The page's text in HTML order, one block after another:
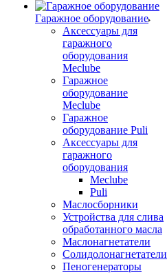
Гаражное оборудование
Аксессуары для
гаражного
оборудования
Meclube
Гаражное
оборудование
Meclube
Гаражное
оборудование Puli
Аксессуары для
гаражного
оборудования
Meclube
Puli
Маслосборники
Устройства для слива
обработанного масла
Маслонагнетатели
Солидолонагнетатели
Пеногенераторы